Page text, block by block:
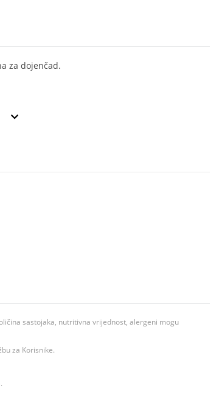
za dojenčad.
sastojaka, nutritivna vrijednost, alergeni mogu
za Korisnike.